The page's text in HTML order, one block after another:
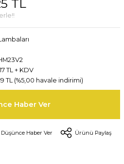
TL
TL + KDV
TL (%5,00 havale indirimi)
Haber Ver
Düşünce Haber Ver Ürünü Paylaş